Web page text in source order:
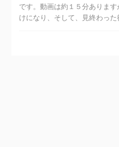
です。動画は約１５分ありま
けになり、そして、見終わっ